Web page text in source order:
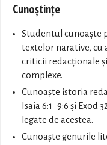
Cunoștințe
Studentul cunoaște
textelor narative, cu
criticii redacționale
complexe.
Cunoaște istoria
Isaia 6:1–9:6 și
legate de acestea.
Cunoaște genurile